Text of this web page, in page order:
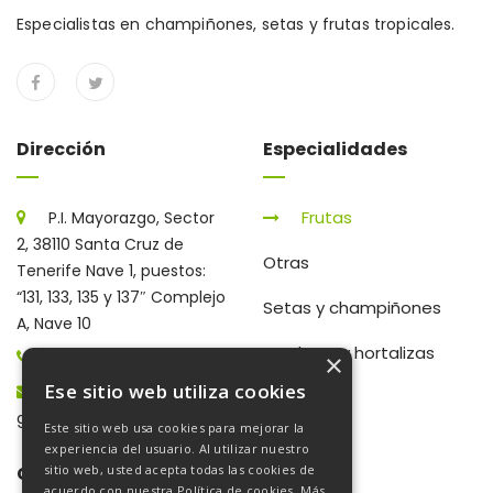
Especialistas en champiñones, setas y frutas tropicales.
Dirección
P.I. Mayorazgo, Sector
2, 38110 Santa Cruz de
Tenerife Nave 1, puestos:
“131, 133, 135 y 137″ Complejo
A, Nave 10
gerencia@frutaschampi.es
Especialidades
Frutas
Otras
Setas y champiñones
Verduras y hortalizas
Galería De Fotos
×
Ese sitio web utiliza cookies
Este sitio web usa cookies para mejorar la
experiencia del usuario. Al utilizar nuestro
sitio web, usted acepta todas las cookies de